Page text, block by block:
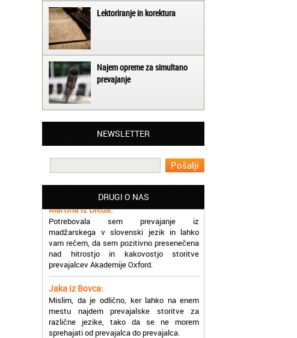
Lektoriranje in korektura
Najem opreme za simultano
prevajanje
NEWSLETTER
DRUGI O NAS
Matjaž iz Ajdovščine:
Lahko pohvalim vse zaposlene v Akademiji
Oxford, ker so resnično profesionalni in
prevajalske storitve opravljajo hitro in
Potrebovala sem prevajanje iz
madžarskega v slovenski jezik in lahko
vam rečem, da sem pozitivno presenečena
nad hitrostjo in kakovostjo storitve
prevajalcev Akademije Oxford.
Jaka iz Bovca:
mestu najdem prevajalske storitve za
različne jezike, tako da se ne morem
sprehajati od prevajalca do prevajalca.